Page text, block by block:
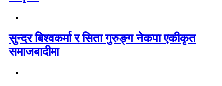
सुन्दर बिश्वकर्मा र सिता गुरुङ्ग नेकपा एकीकृत
समाजबादीमा